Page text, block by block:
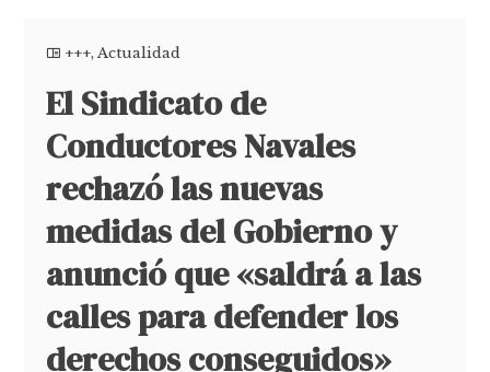
+++,Actualidad
El Sindicato de
Conductores Navales
rechazó las nuevas
medidas del Gobierno y
anunció que «saldrá a las
calles para defender los
derechos conseguidos»